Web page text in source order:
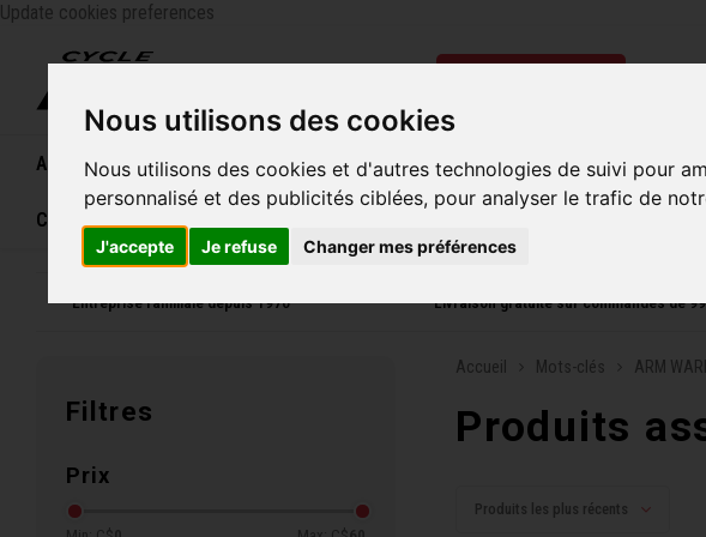
Nous utilisons des cookies
Nous utilisons des cookies et d'autres technologies de suivi pour
personnalisé et des publicités ciblées, pour analyser le trafic de
J'accepte Je refuse Changer mes préférences
Update cookies preferences
Accueil Vélos Souliers Casques Femme Homme
Carte cadeau
Entreprise familiale depuis 1970 Livraison gratuite sur commandes de
Filtres
Prix
Accueil Mots-clés ARM
Produits
Produits les plus récents